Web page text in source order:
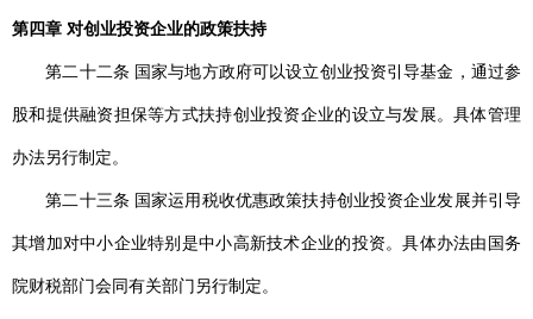
第四章 对创业投资企业的政策扶持
第二十二条 国家与地方政府可以设立创业投资引导基金，通过参
股和提供融资担保等方式扶持创业投资企业的设立与发展。具体管理
办法另行制定。
第二十三条 国家运用税收优惠政策扶持创业投资企业发展并引导
其增加对中小企业特别是中小高新技术企业的投资。具体办法由国务
院财税部门会同有关部门另行制定。